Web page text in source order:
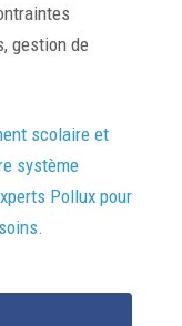
gestion de
scolaire et
système
Pollux pour